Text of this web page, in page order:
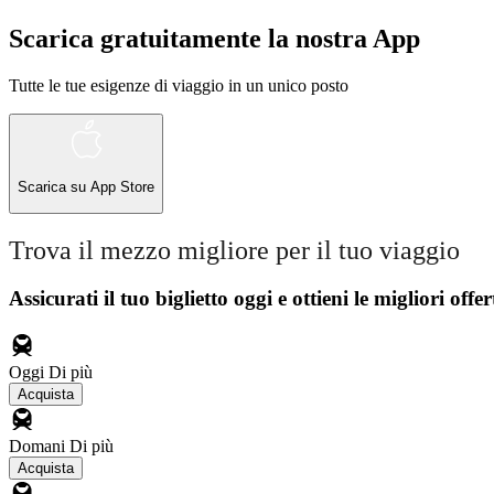
Scarica gratuitamente la nostra App
Tutte le tue esigenze di viaggio in un unico posto
Scarica su App Store
Trova il mezzo migliore per il tuo viaggio
Assicurati il ​​tuo biglietto oggi e ottieni le migliori
Oggi Di più
Acquista
Domani Di più
Acquista